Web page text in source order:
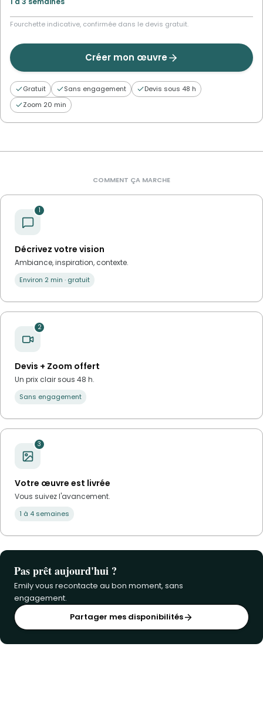
Fourchette indicative, confirmée dans le devis gratuit.
Créer mon œuvre
Gratuit Sans engagement
Devis sous 48 h
Zoom 20 min
COMMENT ÇA MARCHE
1
Décrivez votre vision
Ambiance, inspiration, contexte.
Environ 2 min · gratuit
2
Devis + Zoom offert
Un prix clair sous 48 h.
Sans engagement
3
Votre œuvre est livrée
Vous suivez l'avancement.
1 à 4 semaines
Pas prêt aujourd'hui ?
Emily vous recontacte au bon moment, sans
engagement.
Partager mes disponibilités